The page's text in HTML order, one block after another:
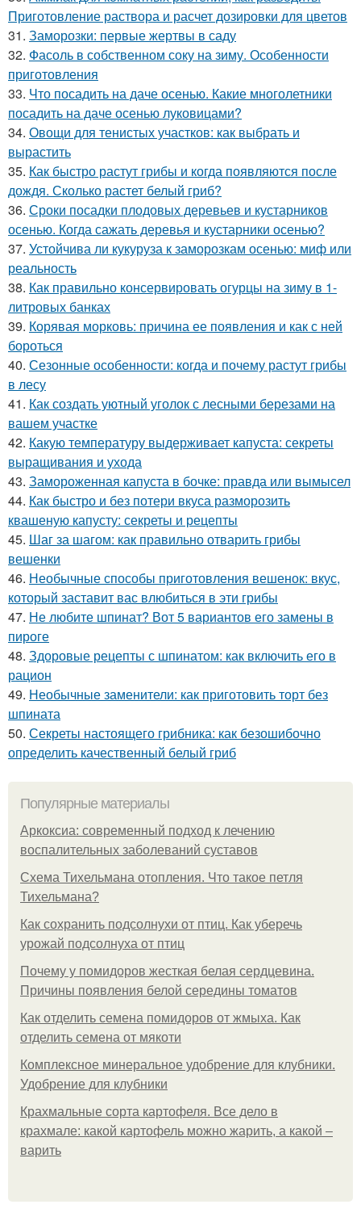
Приготовление раствора и расчет дозировки для цветов
31. Заморозки: первые жертвы в саду
32. Фасоль в собственном соку на зиму. Особенности
приготовления
33. Что посадить на даче осенью. Какие многолетники
посадить на даче осенью луковицами?
34. Овощи для тенистых участков: как выбрать и
вырастить
35. Как быстро растут грибы и когда появляются после
дождя. Сколько растет белый гриб?
36. Сроки посадки плодовых деревьев и кустарников
осенью. Когда сажать деревья и кустарники осенью?
37. Устойчива ли кукуруза к заморозкам осенью: миф или
реальность
38. Как правильно консервировать огурцы на зиму в 1-
литровых банках
39. Корявая морковь: причина ее появления и как с ней
бороться
40. Сезонные особенности: когда и почему растут грибы
в лесу
41. Как создать уютный уголок с лесными березами на
вашем участке
42. Какую температуру выдерживает капуста: секреты
выращивания и ухода
43. Замороженная капуста в бочке: правда или вымысел
44. Как быстро и без потери вкуса разморозить
квашеную капусту: секреты и рецепты
45. Шаг за шагом: как правильно отварить грибы
вешенки
46. Необычные способы приготовления вешенок: вкус,
который заставит вас влюбиться в эти грибы
47. Не любите шпинат? Вот 5 вариантов его замены в
пироге
48. Здоровые рецепты с шпинатом: как включить его в
рацион
49. Необычные заменители: как приготовить торт без
шпината
50. Секреты настоящего грибника: как безошибочно
определить качественный белый гриб
Популярные материалы
Аркоксиа: современный подход к лечению
воспалительных заболеваний суставов
Схема Тихельмана отопления. Что такое петля
Тихельмана?
Как сохранить подсолнухи от птиц. Как уберечь
урожай подсолнуха от птиц
Почему у помидоров жесткая белая сердцевина.
Причины появления белой середины томатов
Как отделить семена помидоров от жмыха. Как
отделить семена от мякоти
Комплексное минеральное удобрение для клубники.
Удобрение для клубники
Крахмальные сорта картофеля. Все дело в
крахмале: какой картофель можно жарить, а какой –
варить